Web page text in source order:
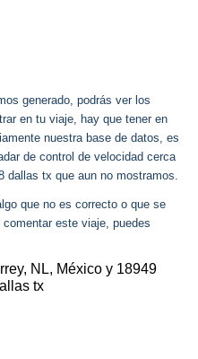
generado, podrás ver los
en tu viaje, hay que tener en
nuestra base de datos, es
de control de velocidad cerca
dallas tx que aun no mostramos.
que no es correcto o que se
este viaje, puedes
NL, México y 18949
tx